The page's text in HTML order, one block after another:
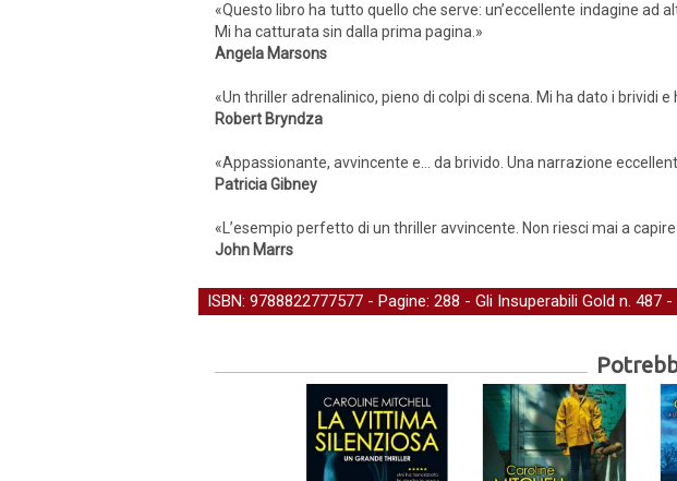
«Questo libro ha tutto quello che serve: un’eccellente indagine
Mi ha catturata sin dalla prima pagina.»
Angela Marsons
«Un thriller adrenalinico, pieno di colpi di scena. Mi ha dato i brividi
Robert Bryndza
«Appassionante, avvincente e… da brivido. Una narrazione
Patricia Gibney
«L’esempio perfetto di un thriller avvincente. Non riesci mai a
John Marrs
ISBN: 9788822777577 - Pagine: 288 - Gli Insuperabili Gold n. 487